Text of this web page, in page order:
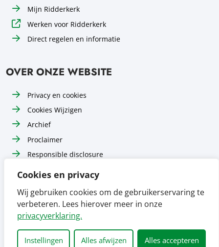
Cookies en privacy
Wij gebruiken cookies om de gebruikerservaring te
verbeteren. Lees hierover meer in onze
privacyverklaring.
Instellingen Alles afwijzen Alles accepteren
Mijn Ridderkerk
Werken voor Ridderkerk
Direct regelen en informatie
OVER ONZE WEBSITE
Privacy en cookies
Cookies Wijzigen
Archief
Proclaimer
Responsible disclosure
Toegankelijkheid
Volg ons op
Instagram Volg ons op
LinkedIn